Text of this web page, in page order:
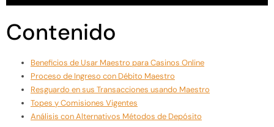
Contenido
Beneficios de Usar Maestro para Casinos Online
Proceso de Ingreso con Débito Maestro
Resguardo en sus Transacciones usando Maestro
Topes y Comisiones Vigentes
Análisis con Alternativos Métodos de Depósito